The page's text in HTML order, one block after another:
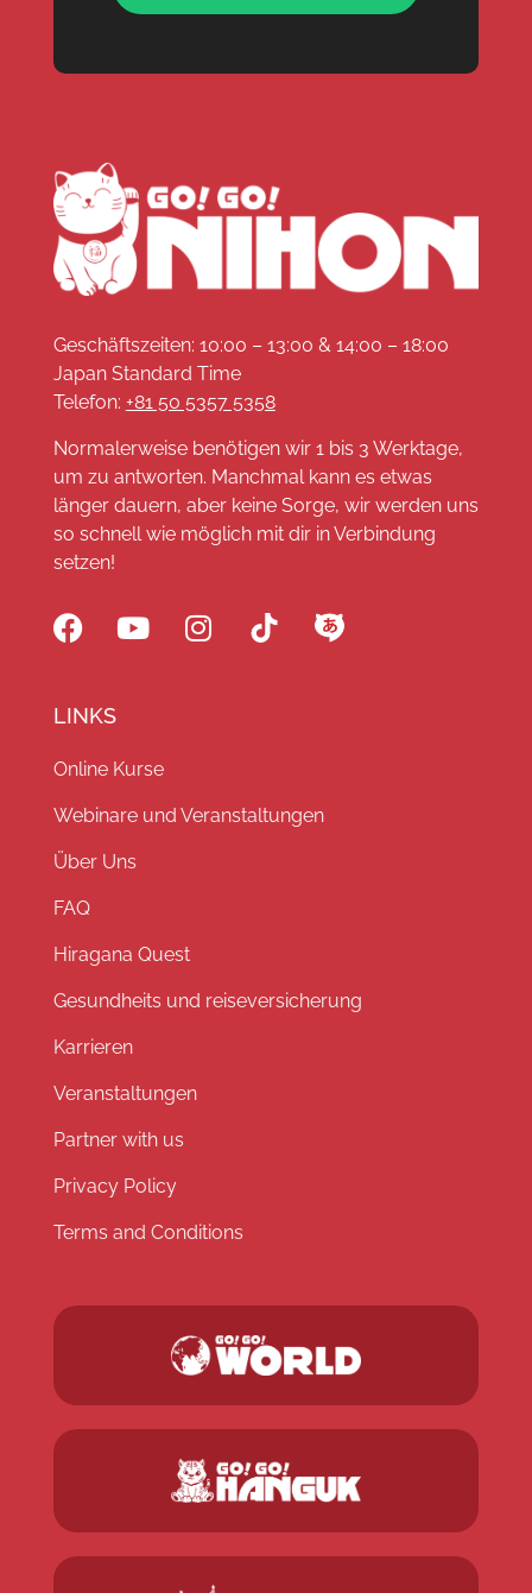
Geschäftszeiten: 10:00 – 13:00 & 14:00 – 18:00
Japan Standard Time
Telefon: +81 50 5357 5358
Normalerweise benötigen wir 1 bis 3 Werktage,
um zu antworten. Manchmal kann es etwas
länger dauern, aber keine Sorge, wir werden uns
so schnell wie möglich mit dir in Verbindung
setzen!
LINKS
Online Kurse
Webinare und Veranstaltungen
Über Uns
FAQ
Hiragana Quest
Gesundheits und reiseversicherung
Karrieren
Veranstaltungen
Partner with us
Privacy Policy
Terms and Conditions